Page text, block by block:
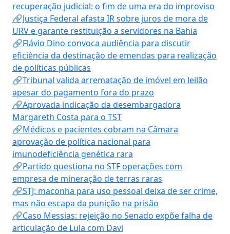
recuperação judicial: o fim de uma era do improviso
🔗Justiça Federal afasta IR sobre juros de mora de
URV e garante restituição a servidores na Bahia
🔗Flávio Dino convoca audiência para discutir
eficiência da destinação de emendas para realização
de políticas públicas
🔗Tribunal valida arrematação de imóvel em leilão
apesar do pagamento fora do prazo
🔗Aprovada indicação da desembargadora
Margareth Costa para o TST
🔗Médicos e pacientes cobram na Câmara
aprovação de política nacional para
imunodeficiência genética rara
🔗Partido questiona no STF operações com
empresa de mineração de terras raras
🔗STJ: maconha para uso pessoal deixa de ser crime,
mas não escapa da punição na prisão
🔗Caso Messias: rejeição no Senado expõe falha de
articulação de Lula com Davi